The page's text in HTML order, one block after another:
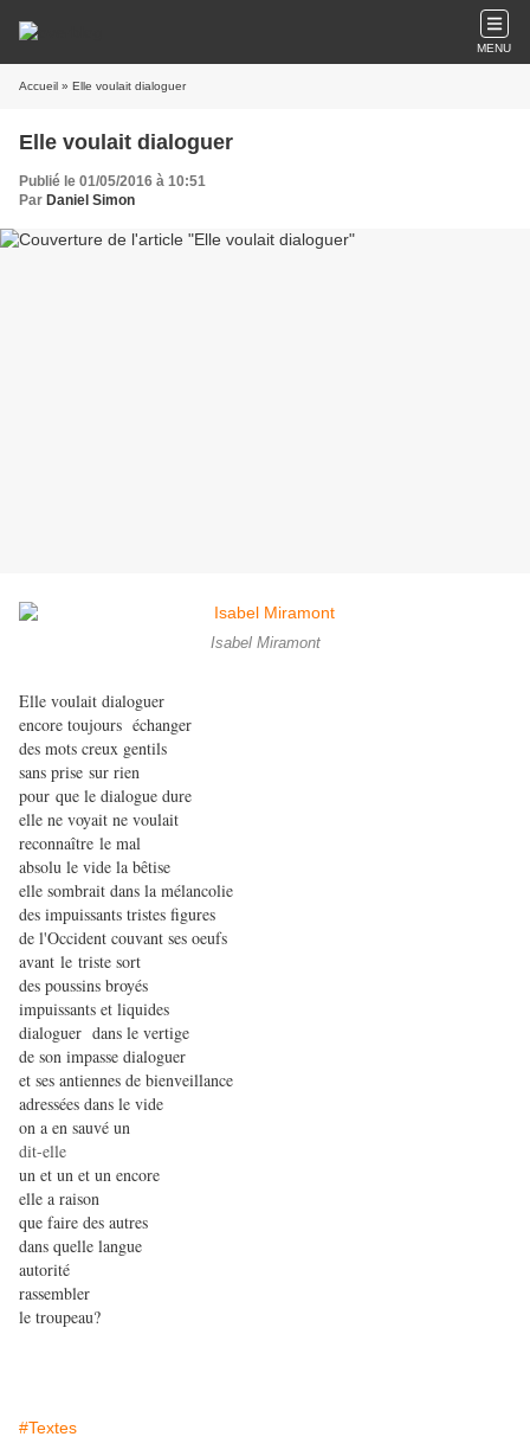
MENU
Accueil » Elle voulait dialoguer
Elle voulait dialoguer
Publié le 01/05/2016 à 10:51
Par Daniel Simon
Isabel Miramont
Elle voulait dialoguer
encore toujours échanger
des mots creux gentils
sans prise sur rien
pour que le dialogue dure
elle ne voyait ne voulait
reconnaître le mal
absolu le vide la bêtise
elle sombrait dans la mélancolie
des impuissants tristes figures
de l'Occident couvant ses oeufs
avant le triste sort
des poussins broyés
impuissants et liquides
dialoguer dans le vertige
de son impasse dialoguer
et ses antiennes de bienveillance
adressées dans le vide
on a en sauvé un
dit-elle
un et un et un encore
elle a raison
que faire des autres
dans quelle langue
autorité
rassembler
le troupeau?
#Textes